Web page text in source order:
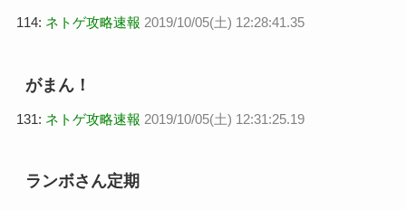
114: ネトゲ攻略速報 2019/10/05(土) 12:28:41.35
がまん！
131: ネトゲ攻略速報 2019/10/05(土) 12:31:25.19
ランボさん定期